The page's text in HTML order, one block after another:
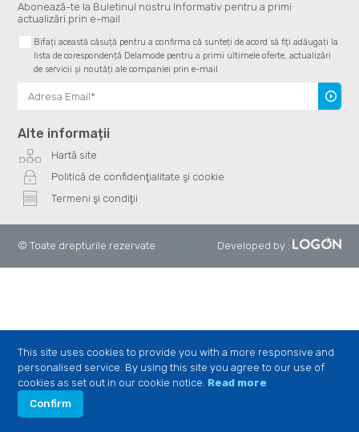
Abonează-te la Buletinul nostru Informativ pentru a primi
actualizări prin e-mail
Bifați această căsuță pentru a confirma că sunteți de acord să fiți adăugați la
lista de corespondență Delamode pentru a primi ultimele oferte, actualizări
de servicii și noutăți ale companiei prin e-mail
Alte informații
Hartă site
Politică de confidenţialitate şi cookie
Termeni şi condiţii
© Toate drepturile rezervate Developed by :
This site uses cookies to provide you with a more responsive and
personalised service. By using this site you agree to our use of
cookies as set out in our cookie notice. Read more
Confirm